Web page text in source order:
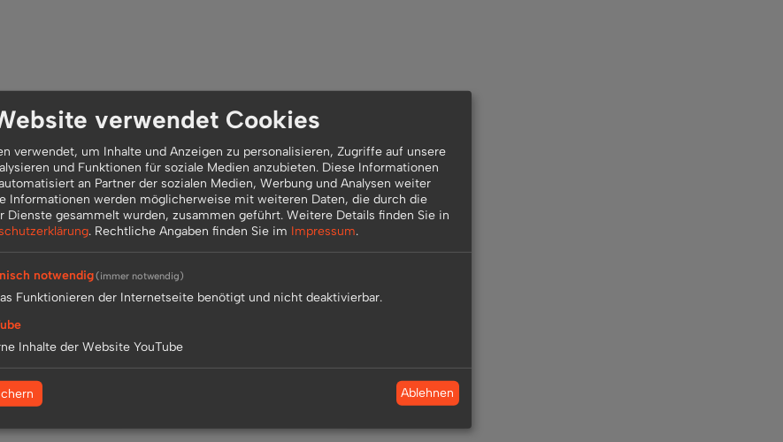
verwendet Cookies
verwendet, um Inhalte und Anzeigen zu personalisieren, Zugriffe auf unsere
und Funktionen für soziale Medien anzubieten. Diese Informationen
an Partner der sozialen Medien, Werbung und Analysen weiter
Informationen werden möglicherweise mit weiteren Daten, die durch die
Dienste gesammelt wurden, zusammen geführt. Weitere Details finden Sie in
. Rechtliche Angaben finden Sie im Impressum.
notwendig(immer notwendig)
Funktionieren der Internetseite benötigt und nicht deaktivierbar.
Inhalte der Website YouTube
Ablehnen